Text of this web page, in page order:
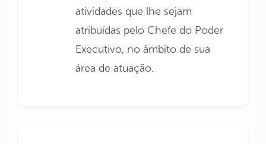
atividades que lhe sejam
atribuídas pelo Chefe do Poder
Executivo, no âmbito de sua
área de atuação.